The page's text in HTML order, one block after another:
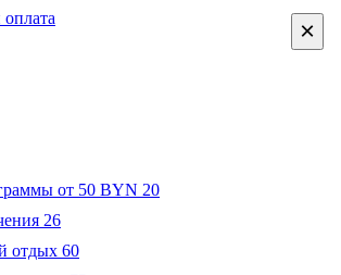
от 50 BYN 20
26
отдых 60
×